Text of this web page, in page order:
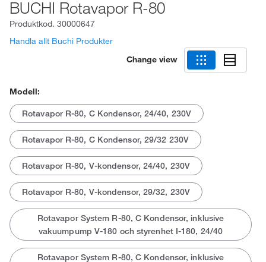
BUCHI Rotavapor R-80
Produktkod. 30000647
Handla allt Buchi Produkter
Change view
Modell:
Rotavapor R-80, C Kondensor, 24/40, 230V
Rotavapor R-80, C Kondensor, 29/32 230V
Rotavapor R-80, V-kondensor, 24/40, 230V
Rotavapor R-80, V-kondensor, 29/32, 230V
Rotavapor System R-80, C Kondensor, inklusive
vakuumpump V-180 och styrenhet I-180, 24/40
Rotavapor System R-80, C Kondensor, inklusive